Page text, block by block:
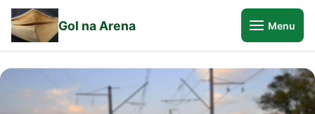
Gol na Arena Menu